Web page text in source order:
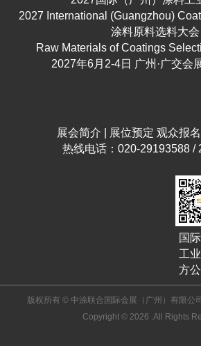
2027 International (Guangzhou)
涂料原料选料大会
Raw Materials of Coatings
2027年6月2-4日 广州·广交会
展会简介 展位预定 观众报名
热线电话：020-29193588 /
国
工
方
版权所有 © 中涂联合国际会展（广州）有限公司
Copyright © 2026 .All Rights